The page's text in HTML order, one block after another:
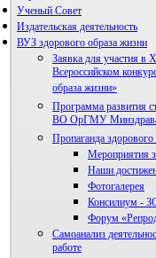
Ученый Совет
Издательская деятельность
Альманах
ВУЗ здорового образа жизни
Заявка для участия в
Всероссийском
образа жизни»
Программа развития
ВО ОрГМУ Минздрава
Пропаганда
Мероприятия
Наши
Фотогалерея
Консилиум -
Форум
Самоанализ
работе